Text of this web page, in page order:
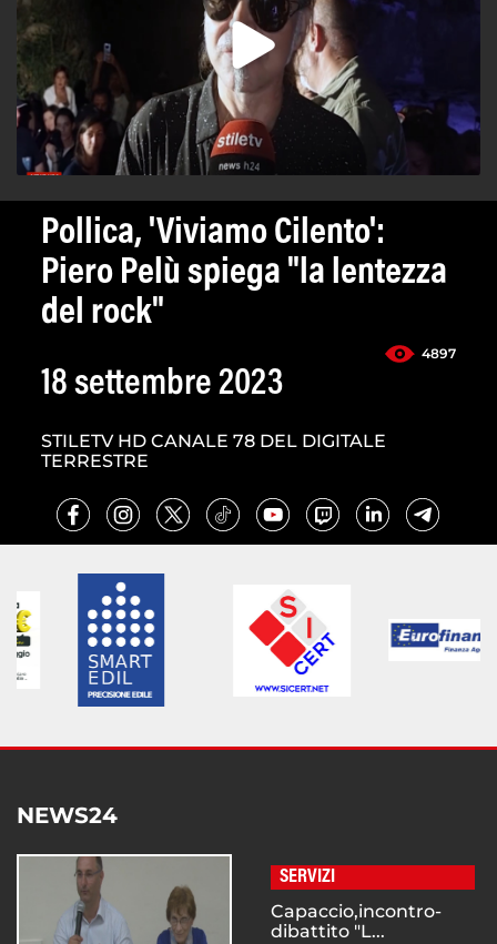
Pollica, 'Viviamo Cilento':
Piero Pelù spiega "la lentezza
del rock"
4897
18 settembre 2023
STILETV HD CANALE 78 DEL DIGITALE
TERRESTRE
NEWS24
SERVIZI
Capaccio,incontro-
dibattito "L...